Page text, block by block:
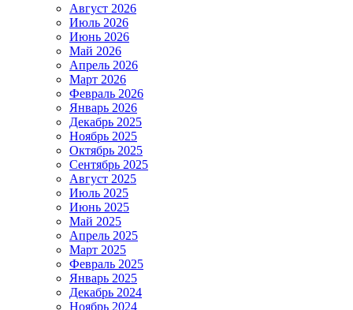
Август 2026
Июль 2026
Июнь 2026
Май 2026
Апрель 2026
Март 2026
Февраль 2026
Январь 2026
Декабрь 2025
Ноябрь 2025
Октябрь 2025
Сентябрь 2025
Август 2025
Июль 2025
Июнь 2025
Май 2025
Апрель 2025
Март 2025
Февраль 2025
Январь 2025
Декабрь 2024
Ноябрь 2024